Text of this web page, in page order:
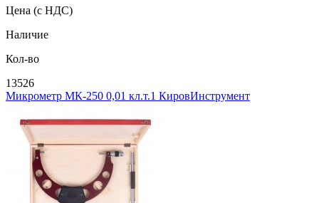
Цена (с НДС)
Наличие
Кол-во
13526
Микрометр МК-250 0,01 кл.т.1 КировИнструмент